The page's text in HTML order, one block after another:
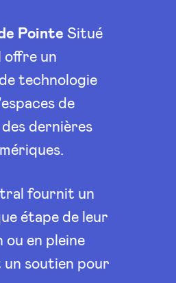
Pointe Situé
offre un
technologie
de
dernières
fournit un
étape de leur
ou en pleine
un soutien pour